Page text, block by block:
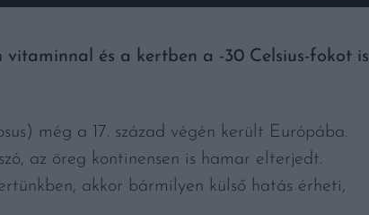
és a kertben a -30 Celsius-fokot is
még a 17. század végén került Európába.
az öreg kontinensen is hamar elterjedt.
akkor bármilyen külső hatás érheti,